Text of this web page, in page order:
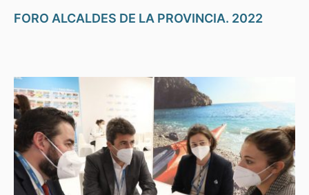
FORO ALCALDES DE LA PROVINCIA. 2022